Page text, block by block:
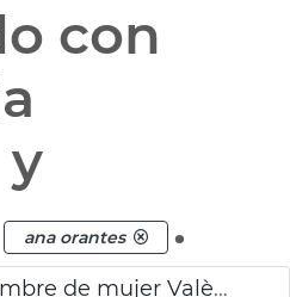
con
y
ana orantes .
Tres calles con nombre de mujer València